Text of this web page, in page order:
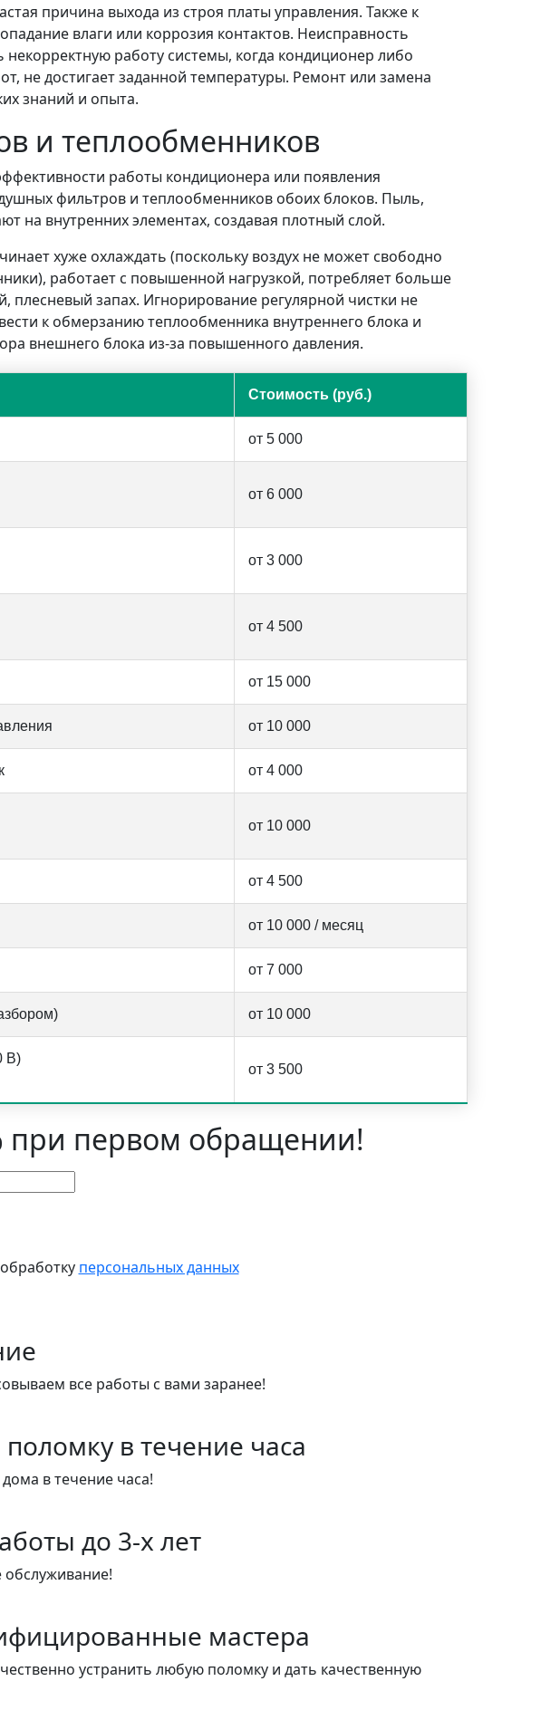
причина выхода из строя платы управления. Также к
влаги или коррозия контактов. Неисправность
работу системы, когда кондиционер либо
не достигает заданной температуры. Ремонт или замена
знаний и опыта.
и теплообменников
работы кондиционера или появления
фильтров и теплообменников обоих блоков. Пыль,
на внутренних элементах, создавая плотный слой.
хуже охлаждать (поскольку воздух не может свободно
работает с повышенной нагрузкой, потребляет больше
плесневый запах. Игнорирование регулярной чистки не
к обмерзанию теплообменника внутреннего блока и
внешнего блока из-за повышенного давления.
Стоимость (руб.)
от 5 000
от 6 000
от 3 000
от 4 500
от 15 000
от 10 000
от 4 000
от 10 000
от 4 500
от 10 000 / месяц
от 7 000
от 10 000
В)
от 3 500
при первом обращении!
персональных данных
все работы с вами заранее!
в течение часа
в течение часа!
до 3-х лет
мастера
устранить любую поломку и дать качественную